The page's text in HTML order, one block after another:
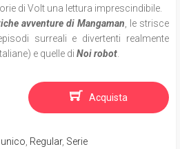
di Volt una lettura imprescindibile.
avventure di Mangaman , le strisce
surreali e divertenti realmente
e quelle di Noi robot
Acquista
Regular, Serie